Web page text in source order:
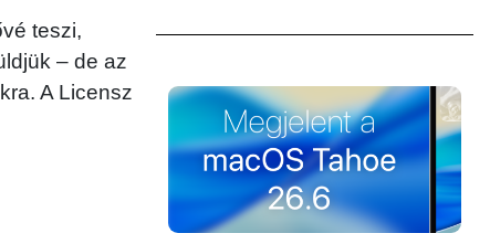
teszi,
– de az
A Licensz